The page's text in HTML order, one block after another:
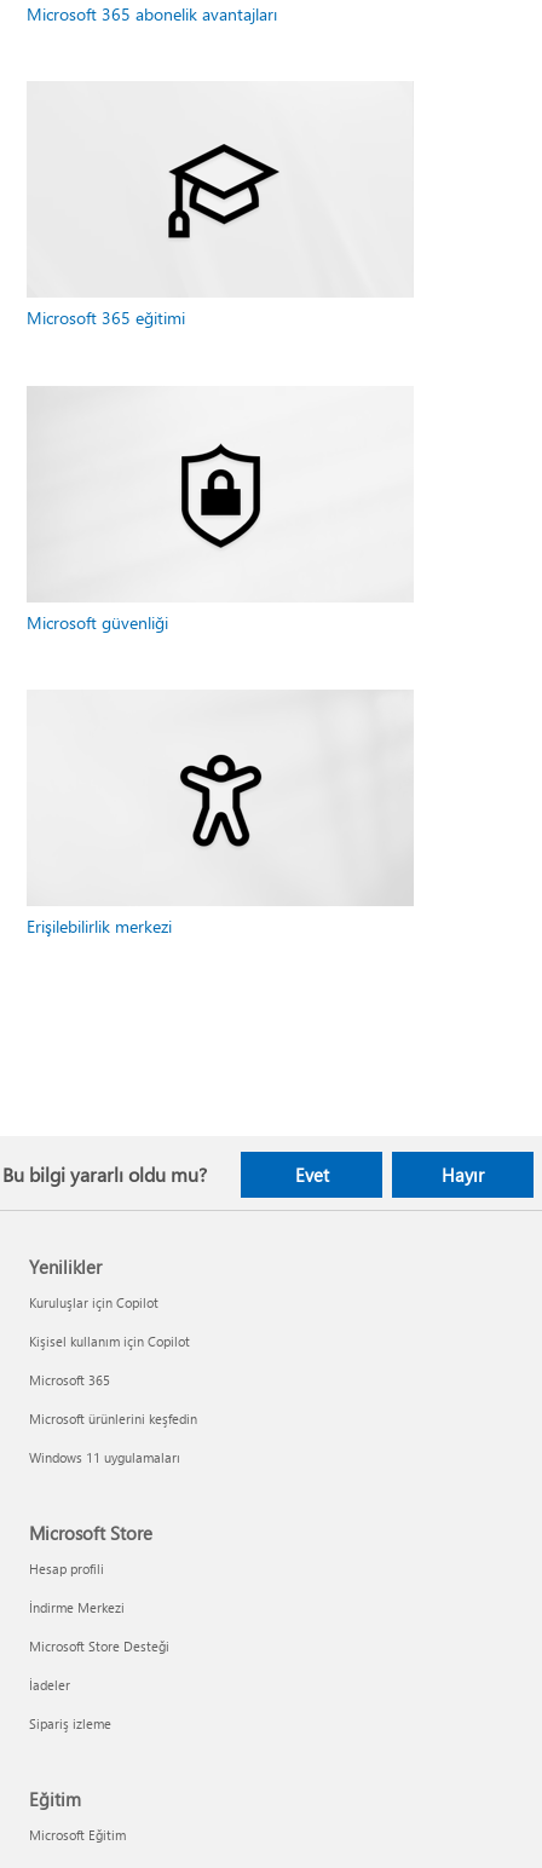
Microsoft 365 abonelik avantajları
Microsoft 365 eğitimi
Microsoft güvenliği
Erişilebilirlik merkezi
Bu bilgi yararlı oldu mu? Evet Hayır
Yenilikler
Kuruluşlar için Copilot
Kişisel kullanım için Copilot
Microsoft 365
Microsoft ürünlerini keşfedin
Windows 11 uygulamaları
Microsoft Store
Hesap profili
İndirme Merkezi
Microsoft Store Desteği
İadeler
Sipariş izleme
Eğitim
Microsoft Eğitim